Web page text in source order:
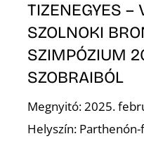
TIZENEGYES –
SZOLNOKI
SZIMPÓZIUM
SZOBRAIBÓL
Megnyitó: 2025.
Helyszín: